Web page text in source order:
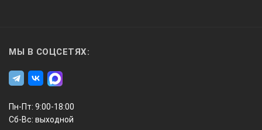
МЫ В СОЦСЕТЯХ:
Пн-Пт: 9:00-18:00
Сб-Вс: выходной